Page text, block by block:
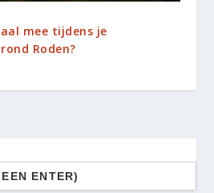
mee tijdens je
Roden?